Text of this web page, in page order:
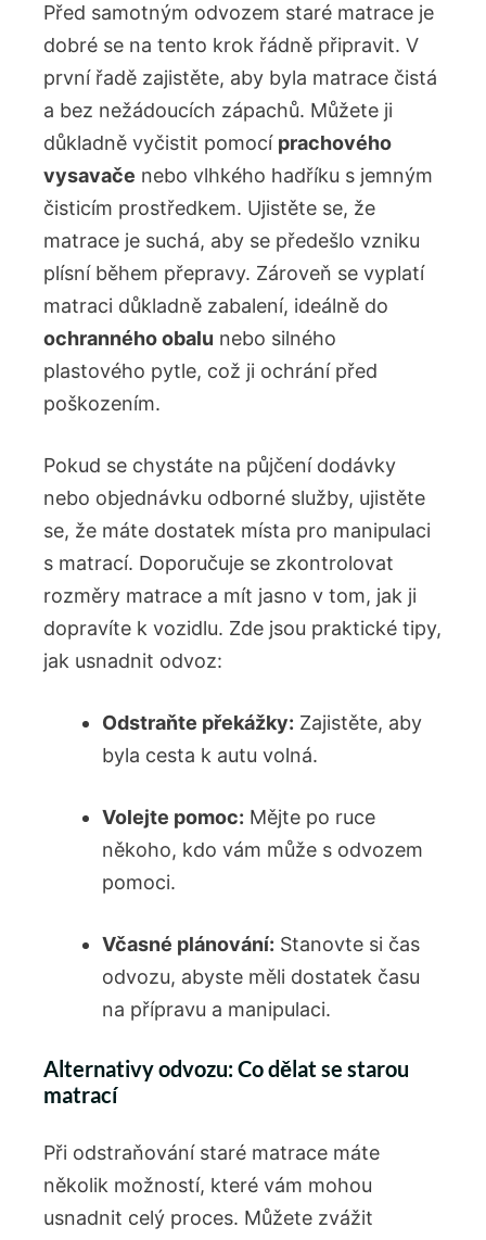
Před samotným ⁢odvozem staré matrace je‍
dobré se⁤ na ⁢tento krok řádně připravit. V
první řadě zajistěte,⁣ aby byla matrace čistá
a bez‌ nežádoucích zápachů. Můžete ji
důkladně vyčistit pomocí prachového
vysavače nebo vlhkého hadříku s jemným‌
čisticím⁤ prostředkem. Ujistěte se,‍ že
matrace je ⁤suchá, aby ‍se předešlo vzniku
plísní během přepravy. Zároveň‍ se vyplatí
matraci důkladně zabalení, ideálně do
ochranného obalu nebo silného
plastového pytle, což⁤ ji ochrání ⁣před
poškozením.
Pokud se chystáte na​ půjčení dodávky
nebo objednávku ⁣odborné ⁤služby, ujistěte
⁢se, že máte dostatek místa pro manipulaci
s matrací. ⁢Doporučuje ⁣se zkontrolovat
rozměry matrace a mít jasno v tom, ​jak ji
dopravíte ‌k vozidlu. ⁢Zde jsou praktické tipy,
jak usnadnit odvoz:‌
Odstraňte překážky: Zajistěte, aby
byla ‌cesta k autu ⁢volná.
Volejte pomoc: Mějte po ruce ​
někoho, ⁢kdo vám může s odvozem
pomoci.
Včasné plánování: Stanovte si ⁢čas
odvozu, abyste ⁣měli ‌dostatek času‌
na přípravu a manipulaci.
Alternativy odvozu: Co dělat⁣ se​ starou
matrací
Při odstraňování ‌staré matrace máte
několik možností, které vám mohou
usnadnit celý proces. Můžete zvážit